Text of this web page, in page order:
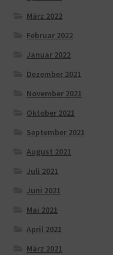
März 2022
Februar 2022
Januar 2022
Dezember 2021
November 2021
Oktober 2021
September 2021
August 2021
Juli 2021
Juni 2021
Mai 2021
April 2021
März 2021